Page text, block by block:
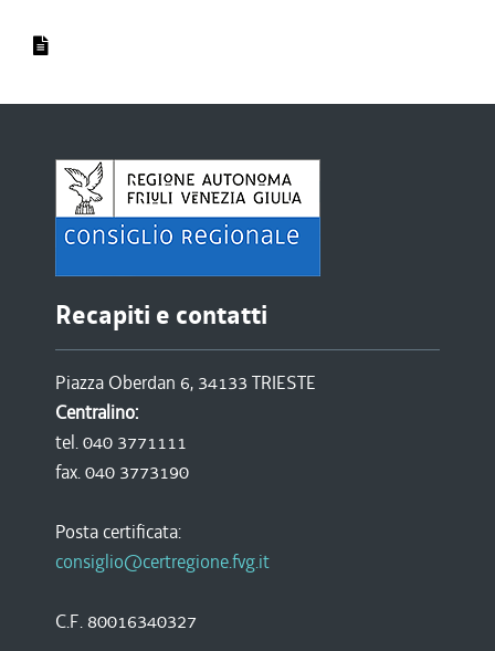
Recapiti e contatti
Piazza Oberdan 6, 34133 TRIESTE
Centralino:
tel. 040 3771111
fax. 040 3773190
Posta certificata:
consiglio@certregione.fvg.it
C.F. 80016340327